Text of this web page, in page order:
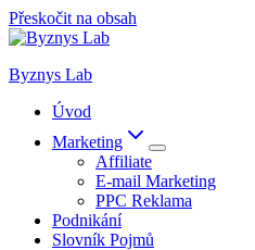
Přeskočit na obsah
Byznys Lab
Úvod
Marketing
Affiliate
E-mail Marketing
PPC Reklama
Podnikání
Slovník Pojmů